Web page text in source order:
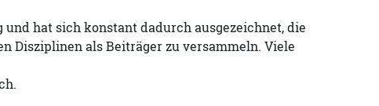
und hat sich konstant dadurch ausgezeichnet, die
Disziplinen als Beiträger zu versammeln. Viele